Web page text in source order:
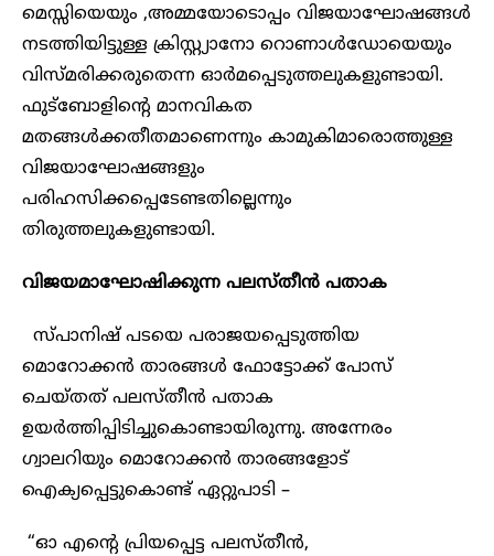
മെസ്സിയെയും ,അമ്മയോടൊപ്പം വിജയാഘോഷങ്ങൾ
നടത്തിയിട്ടുള്ള ക്രിസ്റ്റ്യാനോ റൊണാൾഡോയെയും
വിസ്മരിക്കരുതെന്ന ഓർമപ്പെടുത്തലുകളുണ്ടായി.
ഫുട്ബോളിന്റെ മാനവികത
മതങ്ങൾക്കതീതമാണെന്നും കാമുകിമാരൊത്തുള്ള
വിജയാഘോഷങ്ങളും
പരിഹസിക്കപ്പെടേണ്ടതില്ലെന്നും
തിരുത്തലുകളുണ്ടായി.
വിജയമാഘോഷിക്കുന്ന പലസ്തീൻ പതാക
സ്പാനിഷ് പടയെ പരാജയപ്പെടുത്തിയ
മൊറോക്കൻ താരങ്ങൾ ഫോട്ടോക്ക് പോസ്
ചെയ്തത് പലസ്തീൻ പതാക
ഉയർത്തിപ്പിടിച്ചുകൊണ്ടായിരുന്നു. അന്നേരം
ഗ്വാലറിയും മൊറോക്കൻ താരങ്ങളോട്
ഐക്യപ്പെട്ടുകൊണ്ട് ഏറ്റുപാടി –
“ഓ എന്റെ പ്രിയപ്പെട്ട പലസ്തീൻ,